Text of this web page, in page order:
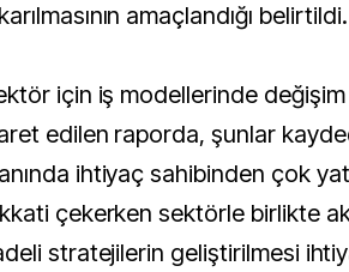
amaçlandığı belirtildi.
için iş modellerinde
edilen raporda, şunlar
ihtiyaç sahibinden çok
çekerken sektörle birlikte
stratejilerin geliştirilmesi